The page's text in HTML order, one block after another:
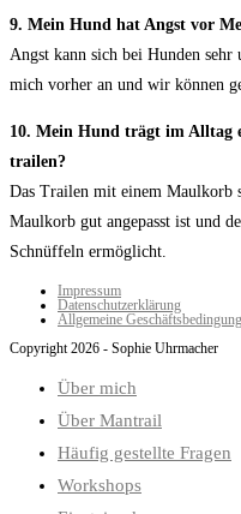
9. Mein Hund hat Angst vor
Angst kann sich bei Hunden sehr
mich vorher an und wir können
10. Mein Hund trägt im Alltag
trailen?
Das Trailen mit einem Maulkorb
Maulkorb gut angepasst ist und
Schnüffeln ermöglicht.
Impressum
Datenschutzerklärung
Allgemeine
Copyright 2026 - Sophie Uhrmacher
Über mich
Über Mantrail
Häufig gestellte Fragen
Workshops